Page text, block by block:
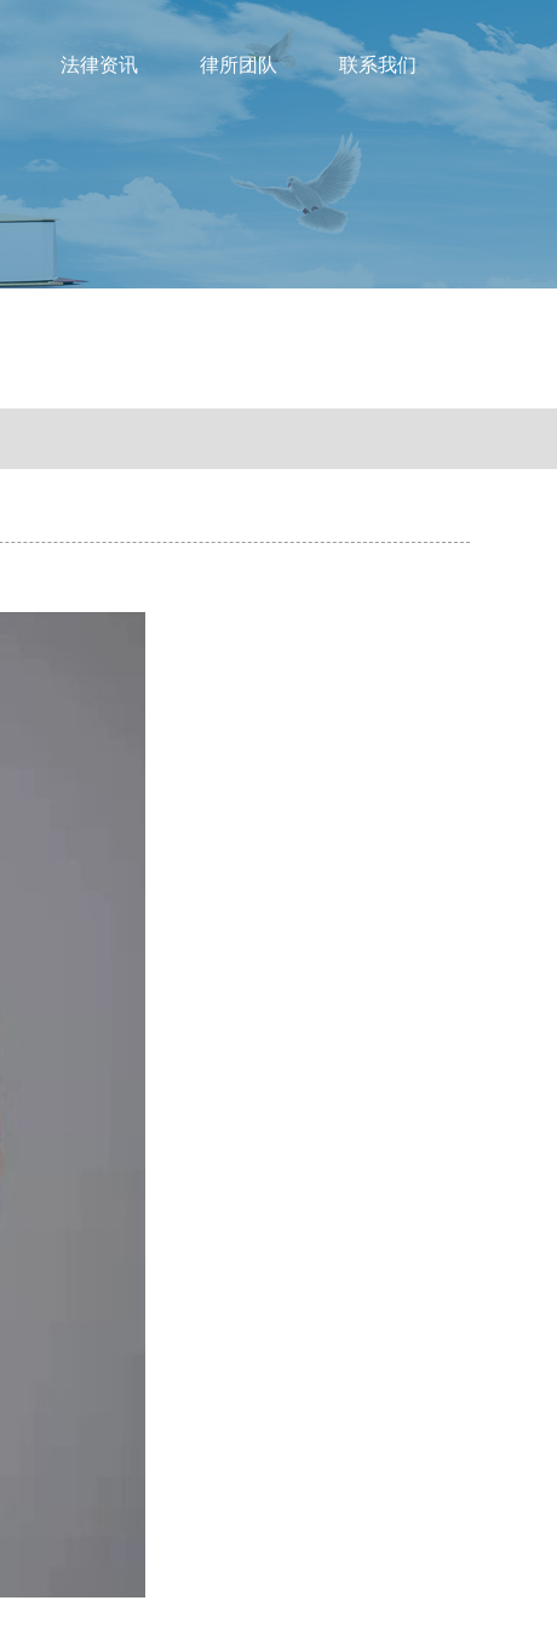
法律资讯 律所团队 联系我们